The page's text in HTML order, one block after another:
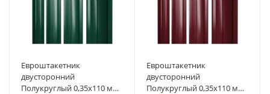
Евроштакетник
двусторонний
Полукруглый 0,35x110 мм
Евроштакетник
двусторонний
Полукруглый 0,35x110 мм